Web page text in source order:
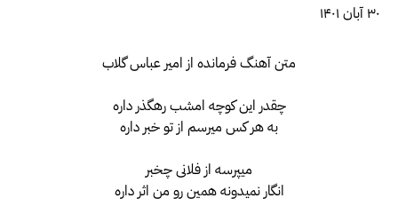
۳۰ آبان ۱۴۰۱
متن آهنگ فرمانده از امیر عباس گلاب
چقدر این کوچه امشب رهگذر داره
به هر کس میرسم از تو خبر داره
میپرسه از فلانی چخبر
انگار نمیدونه همین رو من اثر داره